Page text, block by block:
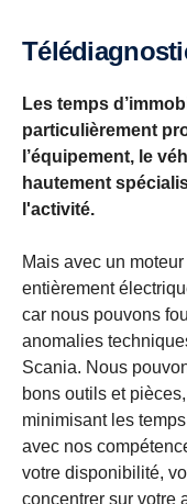
Les temps
particulièrement
l’équipement, le
hautement
l'activité.
Mais avec un
entièrement
car nous pouvons
anomalies
Scania. Nous
bons outils et
minimisant les
avec nos
votre disponibilité,
concentrer sur votre